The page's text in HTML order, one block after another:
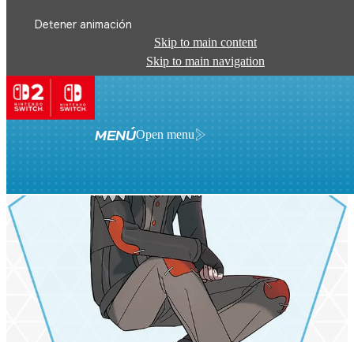
Detener animación
Skip to main content
Skip to main navigation
MENÚOpen menu